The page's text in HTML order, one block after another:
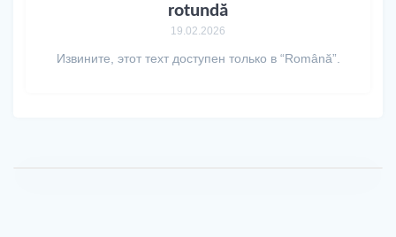
rotundă
19.02.2026
Извините, этот техт доступен только в “Română”.